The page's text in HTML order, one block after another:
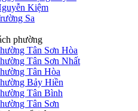
Kiệm
Sa
phường
Tân Sơn Hòa
Tân Sơn Nhất
Tân Hòa
Bảy Hiền
Tân Bình
Tân Sơn